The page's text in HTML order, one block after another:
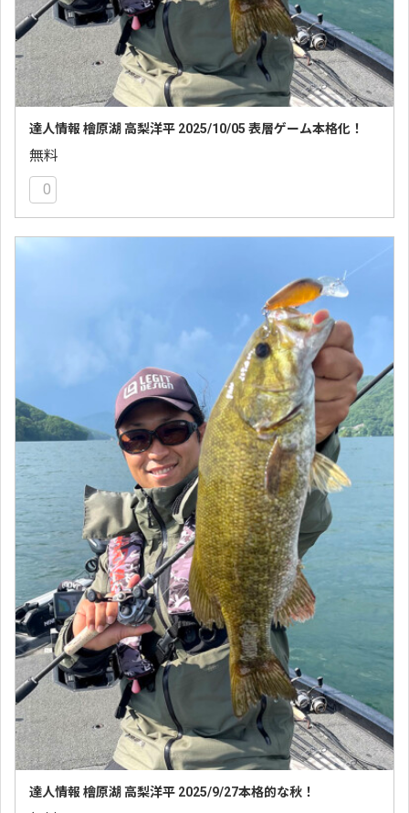
達人情報 檜原湖 高梨洋平 2025/10/05 表層ゲーム本格化！
無料
0
達人情報 檜原湖 高梨洋平 2025/9/27本格的な秋！